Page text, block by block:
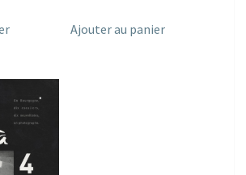
Ajouter au panier